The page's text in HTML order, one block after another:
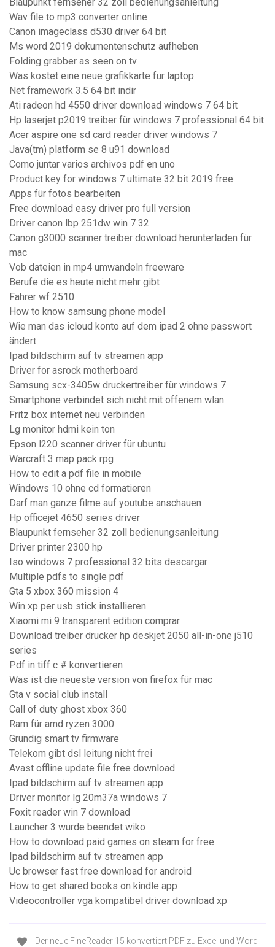
Blaupunkt fernseher 32 zoll bedienungsanleitung
Wav file to mp3 converter online
Canon imageclass d530 driver 64 bit
Ms word 2019 dokumentenschutz aufheben
Folding grabber as seen on tv
Was kostet eine neue grafikkarte für laptop
Net framework 3.5 64 bit indir
Ati radeon hd 4550 driver download windows 7 64 bit
Hp laserjet p2019 treiber für windows 7 professional 64 bit
Acer aspire one sd card reader driver windows 7
Java(tm) platform se 8 u91 download
Como juntar varios archivos pdf en uno
Product key for windows 7 ultimate 32 bit 2019 free
Apps für fotos bearbeiten
Free download easy driver pro full version
Driver canon lbp 251dw win 7 32
Canon g3000 scanner treiber download herunterladen für
mac
Vob dateien in mp4 umwandeln freeware
Berufe die es heute nicht mehr gibt
Fahrer wf 2510
How to know samsung phone model
Wie man das icloud konto auf dem ipad 2 ohne passwort
ändert
Ipad bildschirm auf tv streamen app
Driver for asrock motherboard
Samsung scx-3405w druckertreiber für windows 7
Smartphone verbindet sich nicht mit offenem wlan
Fritz box internet neu verbinden
Lg monitor hdmi kein ton
Epson l220 scanner driver für ubuntu
Warcraft 3 map pack rpg
How to edit a pdf file in mobile
Windows 10 ohne cd formatieren
Darf man ganze filme auf youtube anschauen
Hp officejet 4650 series driver
Blaupunkt fernseher 32 zoll bedienungsanleitung
Driver printer 2300 hp
Iso windows 7 professional 32 bits descargar
Multiple pdfs to single pdf
Gta 5 xbox 360 mission 4
Win xp per usb stick installieren
Xiaomi mi 9 transparent edition comprar
Download treiber drucker hp deskjet 2050 all-in-one j510
series
Pdf in tiff c # konvertieren
Was ist die neueste version von firefox für mac
Gta v social club install
Call of duty ghost xbox 360
Ram für amd ryzen 3000
Grundig smart tv firmware
Telekom gibt dsl leitung nicht frei
Avast offline update file free download
Ipad bildschirm auf tv streamen app
Driver monitor lg 20m37a windows 7
Foxit reader win 7 download
Launcher 3 wurde beendet wiko
How to download paid games on steam for free
Ipad bildschirm auf tv streamen app
Uc browser fast free download for android
How to get shared books on kindle app
Videocontroller vga kompatibel driver download xp
Der neue FineReader 15 konvertiert PDF zu Excel und Word